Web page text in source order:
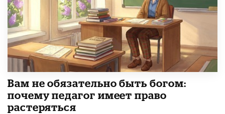
​Вам не обязательно быть богом:
почему педагог имеет право
растеряться